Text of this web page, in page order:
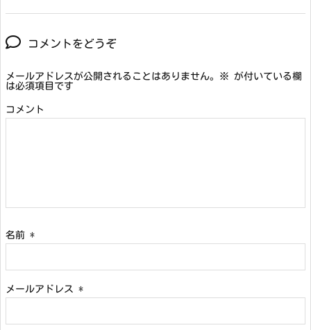
コメントをどうぞ
メールアドレスが公開されることはありません。 ※ が付いている欄
は必須項目です
コメント
名前 *
メールアドレス *